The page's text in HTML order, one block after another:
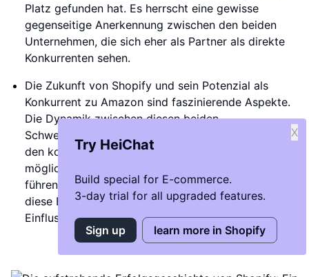
Platz gefunden hat. Es herrscht eine gewisse
gegenseitige Anerkennung zwischen den beiden
Unternehmen, die sich eher als Partner als direkte
Konkurrenten sehen.
Die Zukunft von Shopify und sein Potenzial als
Konkurrent zu Amazon sind faszinierende Aspekte.
Die Dynamik zwischen diesen beiden
Schwergewichten im E-Commerce könnte sich in
den kommenden Jahren weiterentwickeln und
möglicherweise zu einer engeren Zusammenarbeit
führen. Es bleibt spannend zu beobachten, wie sich
diese Entwicklung gestalten wird und welchen
Einfluss sie auf den gesamten Markt haben wird.
Try HeiChat
Build special for E-commerce.
3-day trial for all upgraded features.
X
Sign up learn more in Shopify